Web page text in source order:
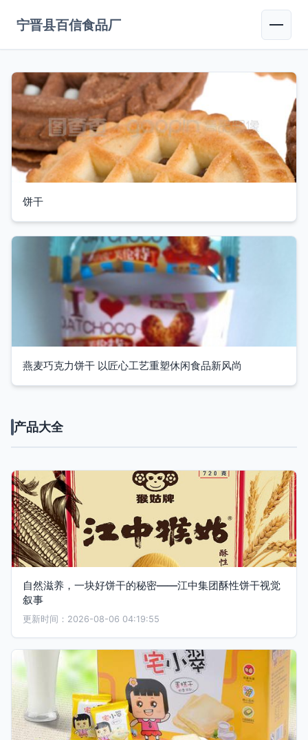
宁晋县百信食品厂
饼干
燕麦巧克力饼干 以匠心工艺重塑休闲食品新风尚
产品大全
自然滋养，一块好饼干的秘密——江中集团酥性饼干视觉
叙事
更新时间：2026-08-06 04:19:55